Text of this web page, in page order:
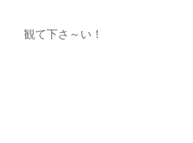
観て下さ～い！